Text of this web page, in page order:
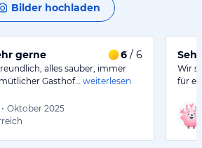
Bilder hochladen
gerne 6 / 6
alles sauber, immer
Gasthof…
weiterlesen
• Oktober 2025
Wir
für